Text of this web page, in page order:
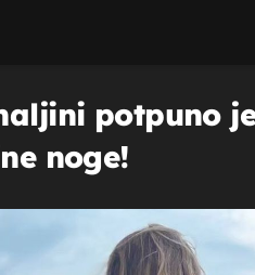
potpuno
noge!